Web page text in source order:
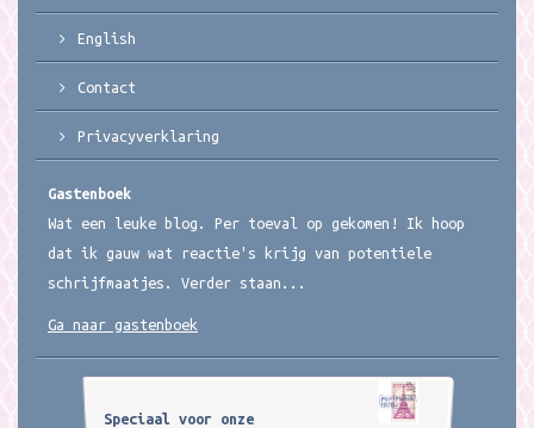
English
Contact
Privacyverklaring
Gastenboek
Wat een leuke blog. Per toeval op gekomen! Ik hoop
dat ik gauw wat reactie's krijg van potentiele
schrijfmaatjes. Verder staan...
Ga naar gastenboek
Speciaal voor onze